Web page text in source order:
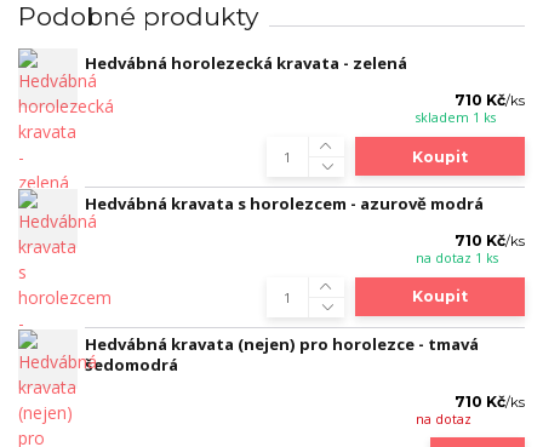
Podobné produkty
Hedvábná horolezecká kravata - zelená
710 Kč/ks
skladem 1 ks
Koupit
Hedvábná kravata s horolezcem - azurově modrá
710 Kč/ks
na dotaz 1 ks
Koupit
Hedvábná kravata (nejen) pro horolezce - tmavá
šedomodrá
710 Kč/ks
na dotaz